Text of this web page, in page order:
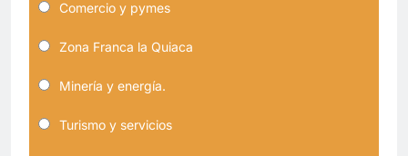
Comercio y pymes
Zona Franca la Quiaca
Minería y energía.
Turismo y servicios